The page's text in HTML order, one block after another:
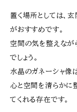
置く場所としては、
がおすすめです。
空間の気を整えなが
でしょう。
水晶のガネーシャ像
心と空間を清らかに
てくれる存在です。